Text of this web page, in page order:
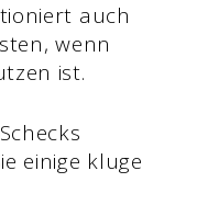
auch
wenn
ist.
einige kluge